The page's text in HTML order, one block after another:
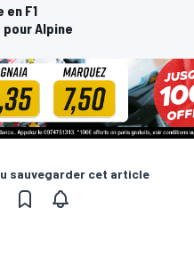
F1
Alpine
sauvegarder cet article